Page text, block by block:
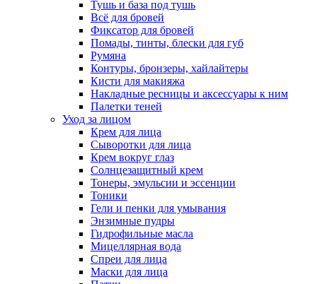
Тушь и база под тушь
Всё для бровей
Фиксатор для бровей
Помады, тинты, блески для губ
Румяна
Контуры, бронзеры, хайлайтеры
Кисти для макияжа
Накладные ресницы и аксессуары к ним
Палетки теней
Уход за лицом
Крем для лица
Сыворотки для лица
Крем вокруг глаз
Солнцезащитный крем
Тонеры, эмульсии и эссенции
Тоники
Гели и пенки для умывания
Энзимные пудры
Гидрофильные масла
Мицеллярная вода
Спреи для лица
Маски для лица